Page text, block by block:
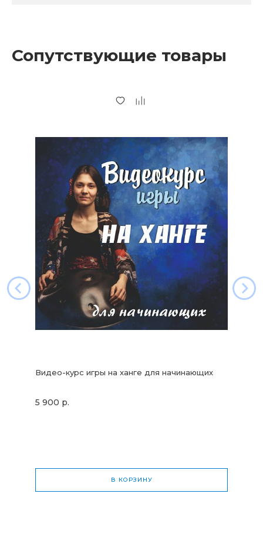
Сопутствующие товары
Видео-курс игры на ханге для начинающих
5 900 р.
В КОРЗИНУ